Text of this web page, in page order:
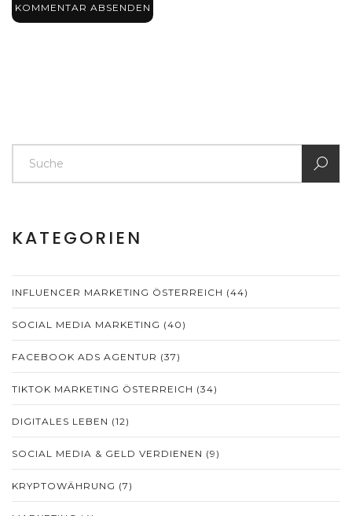
KOMMENTAR ABSENDEN
KATEGORIEN
INFLUENCER MARKETING ÖSTERREICH (44)
SOCIAL MEDIA MARKETING (40)
FACEBOOK ADS AGENTUR (37)
TIKTOK MARKETING ÖSTERREICH (34)
DIGITALES LEBEN (12)
SOCIAL MEDIA & GELD VERDIENEN (9)
KRYPTOWÄHRUNG (7)